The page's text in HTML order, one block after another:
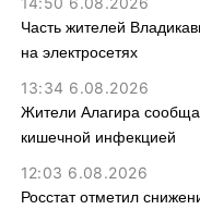
Часть жителей
на электросетях
13:34 6.08.2026
Жители Алагира
кишечной инфекцией
12:03 6.08.2026
Росстат отметил